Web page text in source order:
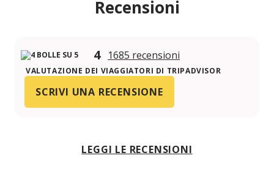
Recensioni
4 1685 recensioni
VALUTAZIONE DEI VIAGGIATORI DI TRIPADVISOR
SCRIVI UNA RECENSIONE
LEGGI LE RECENSIONI